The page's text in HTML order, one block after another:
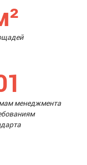
менеджмента